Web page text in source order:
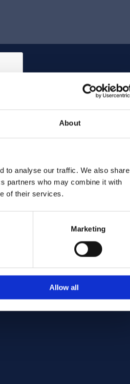
About
to analyse our traffic. We also share
partners who may combine it with
of their services.
Marketing
Allow all